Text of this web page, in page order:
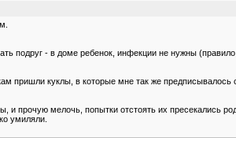
- в доме ребенок, инфекции не нужны (правило
пришли куклы, в которые мне так же
и прочую мелочь, попытки отстоять их пресекались
умиляли.